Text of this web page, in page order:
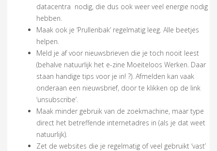
datacentra nodig, die dus ook weer veel energie nodig
hebben.
Maak ook je ‘Prullenbak’ regelmatig leeg. Alle beetjes
helpen.
Meld je af voor nieuwsbrieven die je toch nooit leest
(behalve natuurlijk het e-zine Moeiteloos Werken. Daar
staan handige tips voor je in! ?). Afmelden kan vaak
onderaan een nieuwsbrief, door te klikken op de link
‘unsubscribe’.
Maak minder gebruik van de zoekmachine, maar type
direct het betreffende internetadres in (als je dat weet
natuurlijk).
Zet de websites die je regelmatig of veel gebruikt ‘vast’